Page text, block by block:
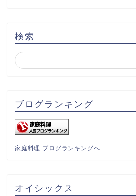
検索
ブログランキング
家庭料理 ブログランキングへ
オイシックス